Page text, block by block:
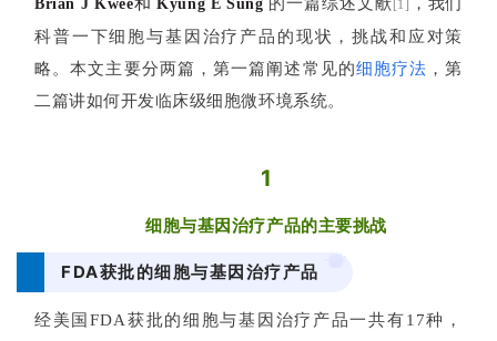
Brian J Kwee
Kyung E Sung [1]
科普一下细胞与基因治疗产品的现状，挑战和应对策
略。本文主要分两篇，第一篇阐述常见的细胞疗法 ，第
二篇讲如何开发临床级细胞微环境系统。
1
细胞与基因治疗产品的主要挑战
FDA获批的细胞与基因治疗产品
经美国FDA获批的细胞与基因治疗产品一共有17种 ，